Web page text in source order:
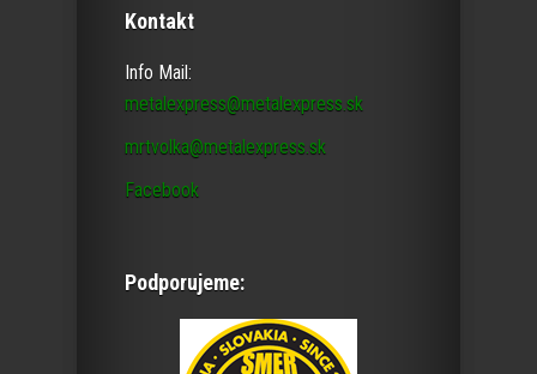
Kontakt
Info Mail:
metalexpress@metalexpress.sk
mrtvolka@metalexpress.sk
Facebook
Podporujeme: